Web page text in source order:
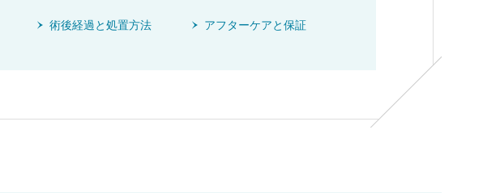
術後経過と処置方法 アフターケアと保証